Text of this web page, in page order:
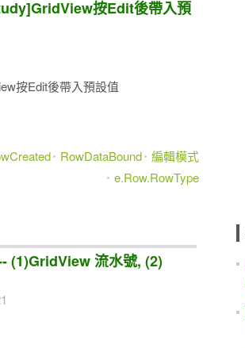
按Edit後帶入預
按Edit後帶入預設值
RowDataBound 編輯模式
e.Row.RowType
(1)GridView 流水號, (2)